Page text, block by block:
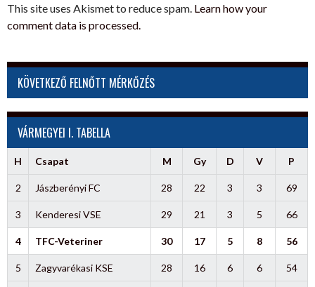
This site uses Akismet to reduce spam. Learn how your
comment data is processed.
KÖVETKEZŐ FELNŐTT MÉRKŐZÉS
VÁRMEGYEI I. TABELLA
H Csapat M Gy D V P
2 Jászberényi FC 28 22 3 3 69
3 Kenderesi VSE 29 21 3 5 66
4 TFC-Veteriner 30 17 5 8 56
5 Zagyvarékasi KSE 28 16 6 6 54